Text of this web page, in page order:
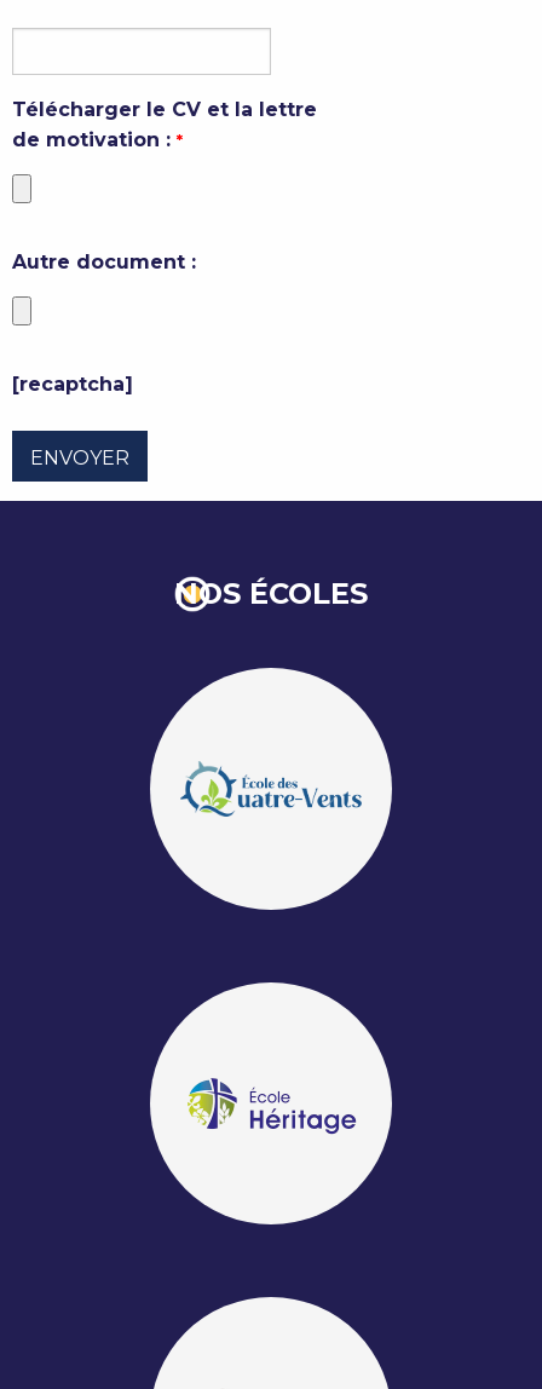
Télécharger le CV et la lettre
de motivation : *
Autre document :
[recaptcha]
NOS ÉCOLES